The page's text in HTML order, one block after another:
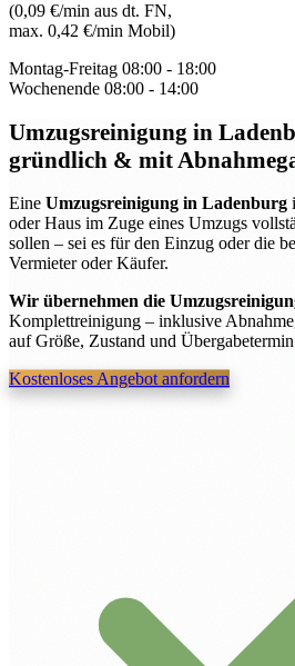
(0,09 €/min aus dt. FN,
max. 0,42 €/min Mobil)
Montag-Freitag 08:00 - 18:00
Wochenende 08:00 - 14:00
Umzugsreinigung in
gründlich & mit
Eine Umzugsreinigung in Ladenburg
oder Haus im Zuge eines Umzugs
sollen – sei es für den Einzug oder die
Vermieter oder Käufer.
Wir übernehmen die
Komplettreinigung – inklusive
auf Größe, Zustand und
Kostenloses Angebot anfordern